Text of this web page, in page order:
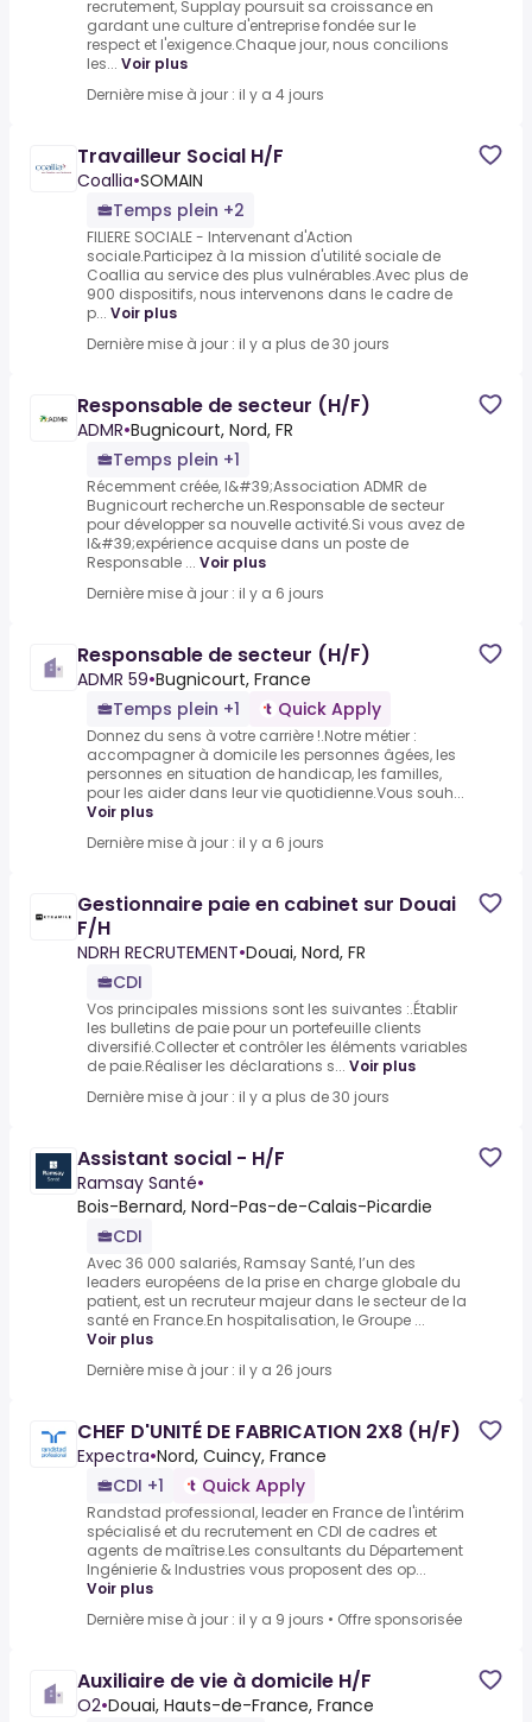
recrutement, Supplay poursuit sa croissance en
gardant une culture d'entreprise fondée sur le
respect et l'exigence.Chaque jour, nous concilions
les... Voir plus
Dernière mise à jour : il y a 4 jours
Travailleur Social H/F
Coallia•SOMAIN
Temps plein +2
FILIERE SOCIALE - Intervenant d'Action
sociale.Participez à la mission d'utilité sociale de
Coallia au service des plus vulnérables.Avec plus de
900 dispositifs, nous intervenons dans le cadre de
p... Voir plus
Dernière mise à jour : il y a plus de 30 jours
Responsable de secteur (H/F)
ADMR•Bugnicourt, Nord, FR
Temps plein +1
Récemment créée, l&#39;Association ADMR de
Bugnicourt recherche un.Responsable de secteur
pour développer sa nouvelle activité.Si vous avez de
l&#39;expérience acquise dans un poste de
Responsable ... Voir plus
Dernière mise à jour : il y a 6 jours
Responsable de secteur (H/F)
ADMR 59•Bugnicourt, France
Temps plein +1
Quick Apply
Donnez du sens à votre carrière !.Notre métier :
accompagner à domicile les personnes âgées, les
personnes en situation de handicap, les familles,
pour les aider dans leur vie quotidienne.Vous souh...
Voir plus
Dernière mise à jour : il y a 6 jours
Gestionnaire paie en cabinet sur Douai
F/H
NDRH RECRUTEMENT•Douai, Nord, FR
CDI
Vos principales missions sont les suivantes :.Établir
les bulletins de paie pour un portefeuille clients
diversifié.Collecter et contrôler les éléments variables
de paie.Réaliser les déclarations s... Voir plus
Dernière mise à jour : il y a plus de 30 jours
Assistant social - H/F
Ramsay Santé•
Bois-Bernard, Nord-Pas-de-Calais-Picardie
CDI
Avec 36 000 salariés, Ramsay Santé, l’un des
leaders européens de la prise en charge globale du
patient, est un recruteur majeur dans le secteur de la
santé en France.En hospitalisation, le Groupe ...
Voir plus
Dernière mise à jour : il y a 26 jours
CHEF D'UNITÉ DE FABRICATION 2X8 (H/F)
Expectra•Nord, Cuincy, France
CDI +1
Quick Apply
Randstad professional, leader en France de l'intérim
spécialisé et du recrutement en CDI de cadres et
agents de maîtrise.Les consultants du Département
Ingénierie & Industries vous proposent des op...
Voir plus
Dernière mise à jour : il y a 9 jours • Offre sponsorisée
Auxiliaire de vie à domicile H/F
O2•Douai, Hauts-de-France, France